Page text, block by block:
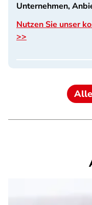
Unternehmen,
Nutzen Sie unser
>>